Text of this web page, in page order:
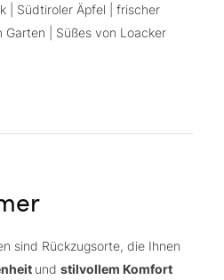
| Südtiroler Äpfel | frischer
Garten | Süßes von Loacker
sind Rückzugsorte, die Ihnen
und stilvollem Komfort